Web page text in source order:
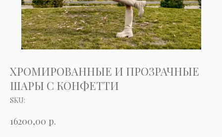
ХРОМИРОВАННЫЕ И ПРОЗРАЧНЫЕ
ШАРЫ С КОНФЕТТИ
SKU:
16200,00 р.